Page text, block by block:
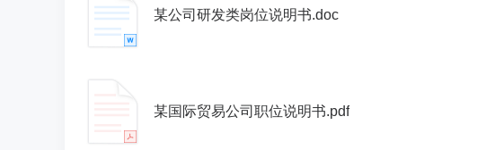
某公司研发类岗位说明书.doc
某国际贸易公司职位说明书.pdf